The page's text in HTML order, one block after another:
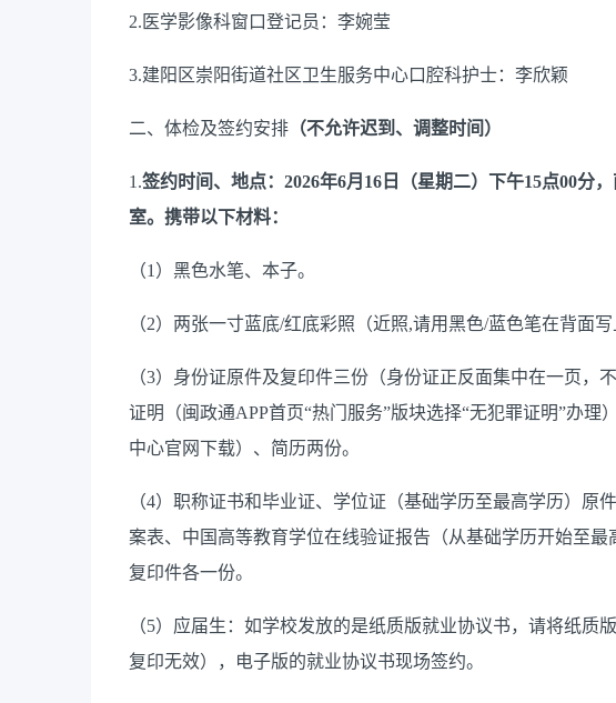
2.医学影像科窗口登记员：李婉莹
3.建阳区崇阳街道社区卫生服务中心口腔科护士：李欣颖
二、 体检及签约安排 （不允许迟到、调整时间）
1.签约时间、地点： 2026年6月16日（星期二）下午15点00分
室。携带以下材料：
（1）黑色水笔、本子。
（2）两张一寸蓝底/红底彩照（近照,请用黑色/蓝色笔在背面写
（3）身份证原件及复印件三份 （身份证正反面集中在一页，
证明（闽政通APP首页“热门服务”版块选择“无犯罪证明”办
中心官网下载）、简历两份。
（4）职称证书和毕业证、学位证（基础学历至最高学历）原
案表、中国高等教育学位在线验证报告（从基础学历开始至
复印件各一份。
（5）应届生：如学校发放的是纸质版就业协议书，请将纸质
复印无效），电子版的就业协议书现场签约。